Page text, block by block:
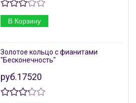
В Корзину
Золотое кольцо с фианитами
"Бесконечность"
руб.17520